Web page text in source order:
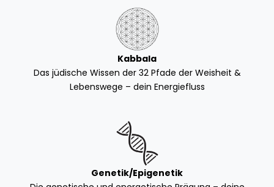
Kabbala
Das jüdische Wissen der 32 Pfade der Weisheit &
Lebenswege – dein Energiefluss
Genetik/Epigenetik